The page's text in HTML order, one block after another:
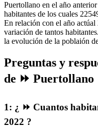
Puertollano en el año
habitantes de los cuales
En relación con el año
variación de tantos
la evolución de la poblaión
Preguntas y
de ⏩ Puertollano
1: ¿ ⏩ Cuantos
2022 ?